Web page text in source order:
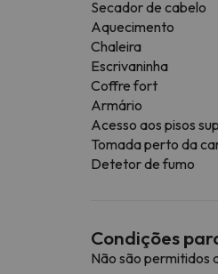
Secador de cabelo
Aquecimento
Chaleira
Escrivaninha
Coffre fort
Armário
Acesso aos pisos
Tomada perto da
Detetor de fumo
Condições
Não são permitidos